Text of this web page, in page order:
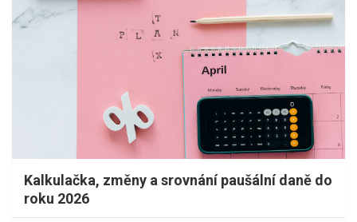
Kalkulačka, změny a srovnání paušální daně do
roku 2026